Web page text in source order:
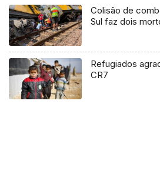
Colisão de
Sul faz dois
Refugiados
CR7